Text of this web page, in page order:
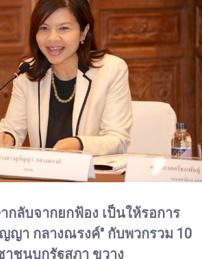
กลับจากยกฟ้อง เป็นให้รอการ
ญา กลางณรงค์" กับพวกรวม 10
าชนบุกรัฐสภา ขวาง